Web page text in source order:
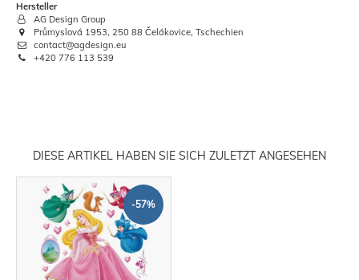
Hersteller
AG Design Group
Průmyslová 1953, 250 88 Čelákovice, Tschechien
contact@agdesign.eu
+420 776 113 539
DIESE ARTIKEL HABEN SIE SICH ZULETZT ANGESEHEN
-57%